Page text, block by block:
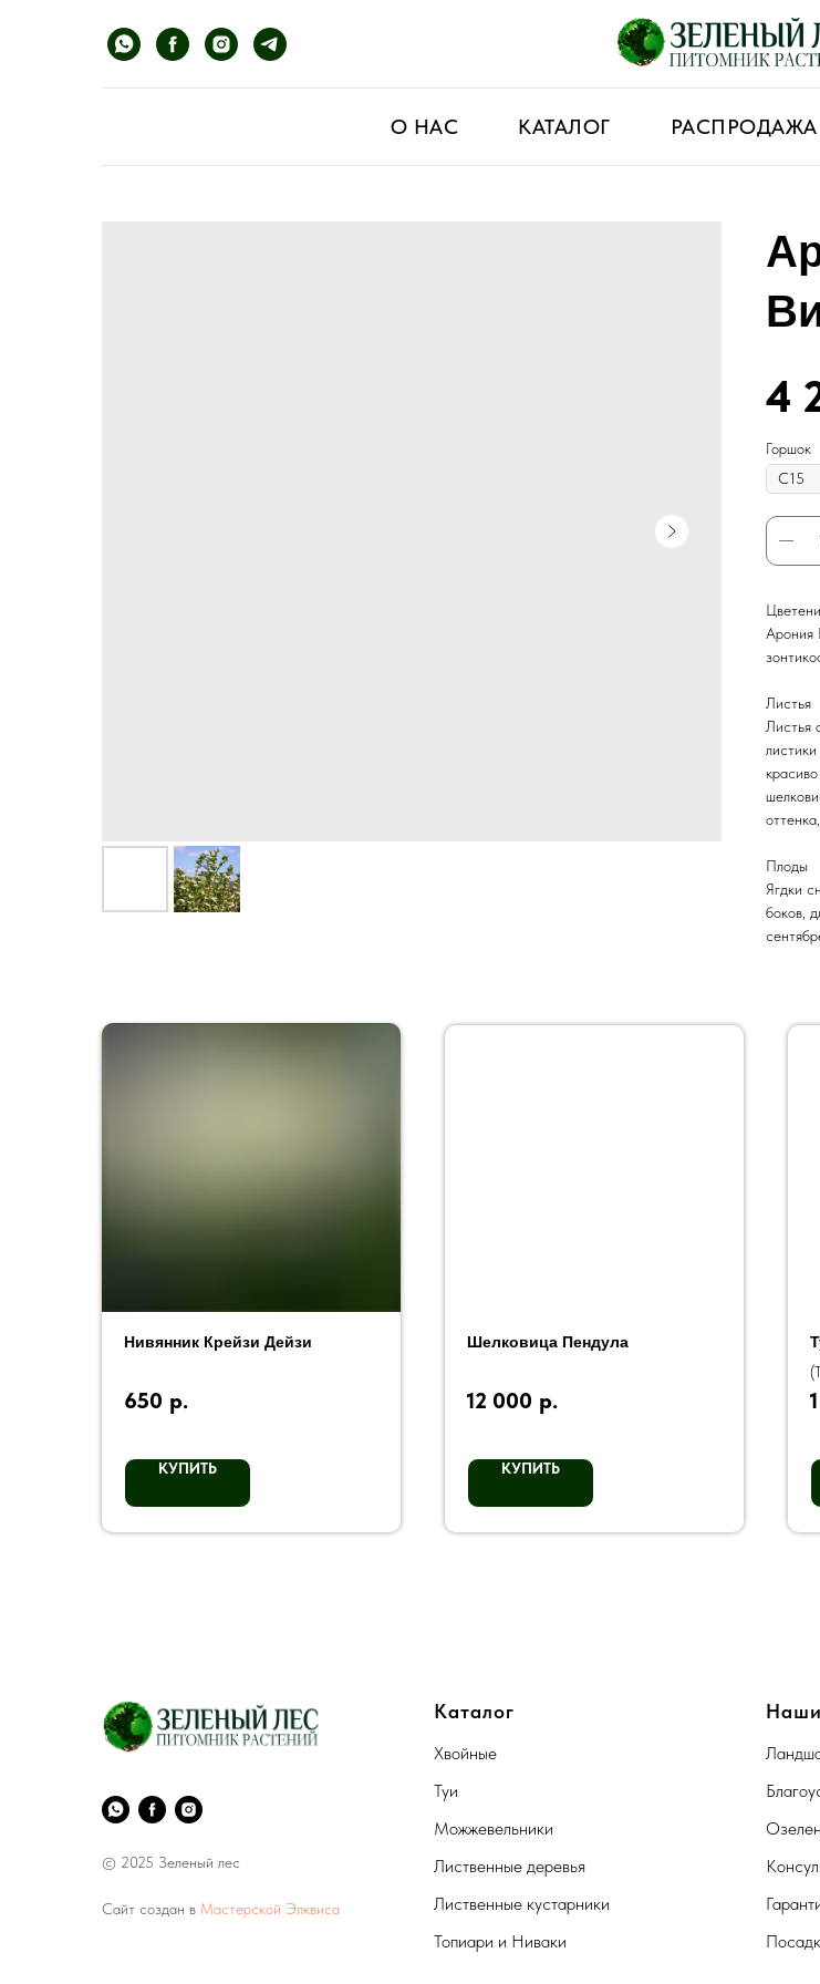
О НАС КАТАЛОГ РАСПРОДАЖА
4
Горшок
Арония
Листья
Листья
Плоды
Ягдки
боков,
Нивянник Крейзи Дейзи
650 р.
КУПИТЬ
Шелковица Пендула
12 000 р.
КУПИТЬ
© 2025 Зеленый лес
Сайт создан в Мастерской Элквиса
Каталог
Хвойные
Туи
Можжевельники
Лиственные деревья
Лиственные кустарники
Топиари и Ниваки
Наши